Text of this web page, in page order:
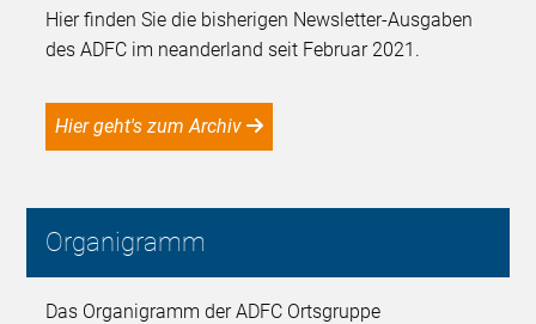
Hier finden Sie die bisherigen Newsletter-Ausgaben
des ADFC im neanderland seit Februar 2021.
Hier geht's zum Archiv
Organigramm
Das Organigramm der ADFC Ortsgruppe